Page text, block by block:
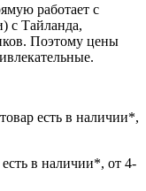
работает с
с Тайланда,
Поэтому цены
есть в наличии*,
есть в наличии*, от 4-